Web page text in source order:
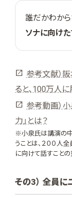
誰だかわか
ソナに向け
参考文献）
ると、100万人に
参考動画）
力」とは？
※小泉氏は講演の中
うことは、２００人
に向けて話すことの
その3） 全員